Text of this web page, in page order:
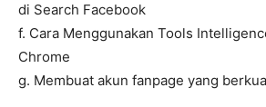
di Search Facebook
f. Cara Menggunakan Tools
Chrome
g. Membuat akun fanpage yang